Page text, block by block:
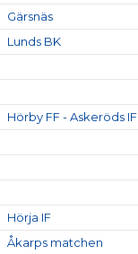
Gärsnäs
Lunds BK
Hörby FF - Askeröds IF
Hörja IF
Åkarps matchen